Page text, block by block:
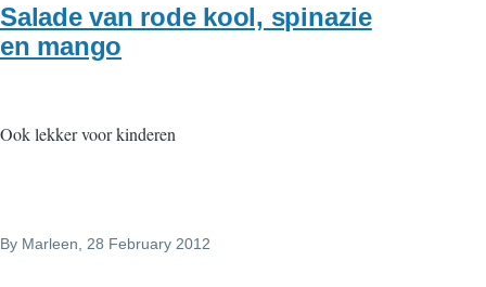
Salade van rode kool, spinazie
en mango
Ook lekker voor kinderen
By Marleen , 28 February 2012